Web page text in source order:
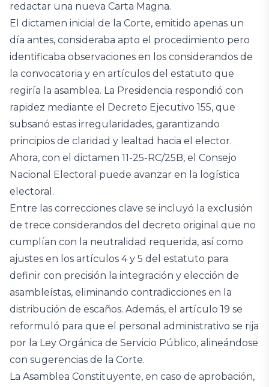
redactar una nueva Carta Magna.
El dictamen inicial de la Corte, emitido apenas un
día antes, consideraba apto el procedimiento pero
identificaba observaciones en los considerandos de
la convocatoria y en artículos del estatuto que
regiría la asamblea. La Presidencia respondió con
rapidez mediante el Decreto Ejecutivo 155, que
subsanó estas irregularidades, garantizando
principios de claridad y lealtad hacia el elector.
Ahora, con el dictamen 11-25-RC/25B, el Consejo
Nacional Electoral puede avanzar en la logística
electoral.
Entre las correcciones clave se incluyó la exclusión
de trece considerandos del decreto original que no
cumplían con la neutralidad requerida, así como
ajustes en los artículos 4 y 5 del estatuto para
definir con precisión la integración y elección de
asambleístas, eliminando contradicciones en la
distribución de escaños. Además, el artículo 19 se
reformuló para que el personal administrativo se rija
por la Ley Orgánica de Servicio Público, alineándose
con sugerencias de la Corte.
La Asamblea Constituyente, en caso de aprobación,